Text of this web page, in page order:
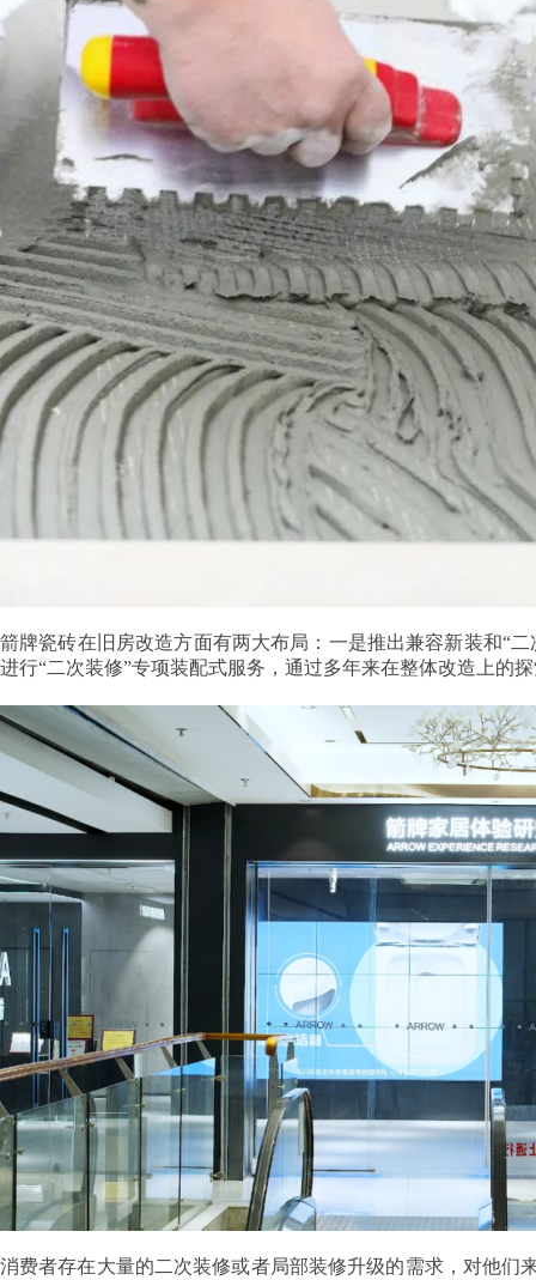
箭牌瓷砖在旧房改造方面有两大布局：一是推出兼容新装和“
进行“二次装修”专项装配式服务，通过多年来在整体改造上的
消费者存在大量的二次装修或者局部装修升级的需求，对他